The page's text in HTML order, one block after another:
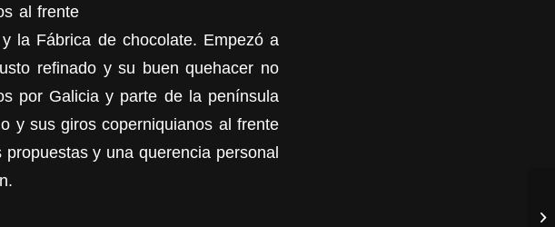
al frente
la Fábrica de chocolate. Empezó a
refinado y su buen quehacer no
por Galicia y parte de la península
y sus giros coperniquianos al frente
y una querencia personal